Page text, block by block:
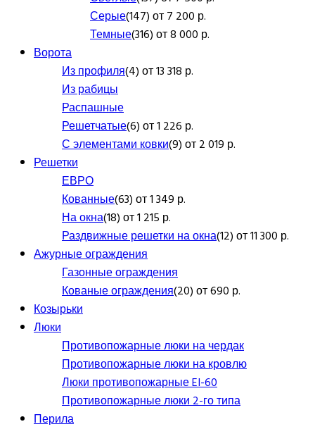
Серые(147) от 7 200 р.
Темные(316) от 8 000 р.
Ворота
Из профиля(4) от 13 318 р.
Из рабицы
Распашные
Решетчатые(6) от 1 226 р.
С элементами ковки(9) от 2 019 р.
Решетки
ЕВРО
Кованные(63) от 1 349 р.
На окна(18) от 1 215 р.
Раздвижные решетки на окна(12) от 11 300 р.
Ажурные ограждения
Газонные ограждения
Кованые ограждения(20) от 690 р.
Козырьки
Люки
Противопожарные люки на чердак
Противопожарные люки на кровлю
Люки противопожарные EI-60
Противопожарные люки 2-го типа
Перила